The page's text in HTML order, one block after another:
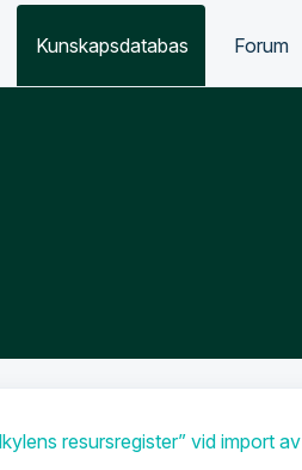
Kunskapsdatabas Forum
resursregister” vid import av